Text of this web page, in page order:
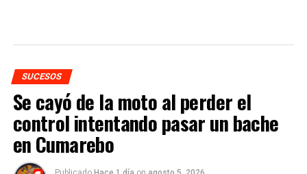
SUCESOS
Se cayó de la moto al perder el
control intentando pasar un bache
en Cumarebo